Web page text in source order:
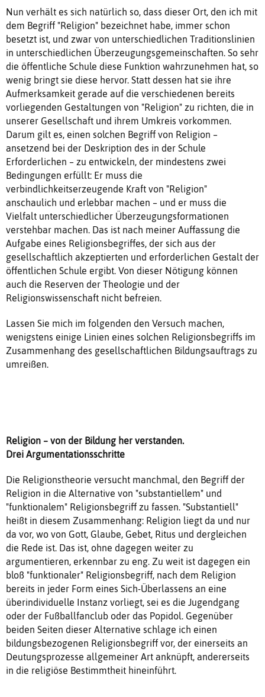
Nun verhält es sich natürlich so, dass dieser Ort, den ich mit
dem Begriff "Religion" bezeichnet habe, immer schon
besetzt ist, und zwar von unterschiedlichen Traditionslinien
in unterschiedlichen Überzeugungsgemeinschaften. So sehr
die öffentliche Schule diese Funktion wahrzunehmen hat, so
wenig bringt sie diese hervor. Statt dessen hat sie ihre
Aufmerksamkeit gerade auf die verschiedenen bereits
vorliegenden Gestaltungen von "Religion" zu richten, die in
unserer Gesellschaft und ihrem Umkreis vorkommen.
Darum gilt es, einen solchen Begriff von Religion –
ansetzend bei der Deskription des in der Schule
Erforderlichen – zu entwickeln, der mindestens zwei
Bedingungen erfüllt: Er muss die
verbindlichkeitserzeugende Kraft von "Religion"
anschaulich und erlebbar machen – und er muss die
Vielfalt unterschiedlicher Überzeugungsformationen
verstehbar machen. Das ist nach meiner Auffassung die
Aufgabe eines Religionsbegriffes, der sich aus der
gesellschaftlich akzeptierten und erforderlichen Gestalt der
öffentlichen Schule ergibt. Von dieser Nötigung können
auch die Reserven der Theologie und der
Religionswissenschaft nicht befreien.
Lassen Sie mich im folgenden den Versuch machen,
wenigstens einige Linien eines solchen Religionsbegriffs im
Zusammenhang des gesellschaftlichen Bildungsauftrags zu
umreißen.
Religion – von der Bildung her verstanden.
Drei Argumentationsschritte
Die Religionstheorie versucht manchmal, den Begriff der
Religion in die Alternative von "substantiellem" und
"funktionalem" Religionsbegriff zu fassen. "Substantiell"
heißt in diesem Zusammenhang: Religion liegt da und nur
da vor, wo von Gott, Glaube, Gebet, Ritus und dergleichen
die Rede ist. Das ist, ohne dagegen weiter zu
argumentieren, erkennbar zu eng. Zu weit ist dagegen ein
bloß "funktionaler" Religionsbegriff, nach dem Religion
bereits in jeder Form eines Sich-Überlassens an eine
überindividuelle Instanz vorliegt, sei es die Jugendgang
oder der Fußballfanclub oder das Popidol. Gegenüber
beiden Seiten dieser Alternative schlage ich einen
bildungsbezogenen Religionsbegriff vor, der einerseits an
Deutungsprozesse allgemeiner Art anknüpft, andererseits
in die religiöse Bestimmtheit hineinführt.